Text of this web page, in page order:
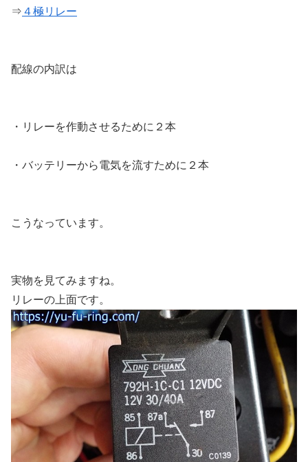
⇒ ４極リレー
配線の内訳は
・リレーを作動させるために２本
・バッテリーから電気を流すために２本
こうなっています。
実物を見てみますね。
リレーの上面です。